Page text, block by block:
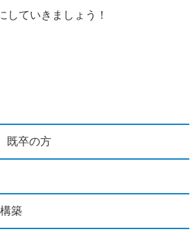
していきましょう！
既卒の方
築